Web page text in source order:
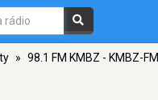
» 98.1 FM KMBZ - KMBZ-FM